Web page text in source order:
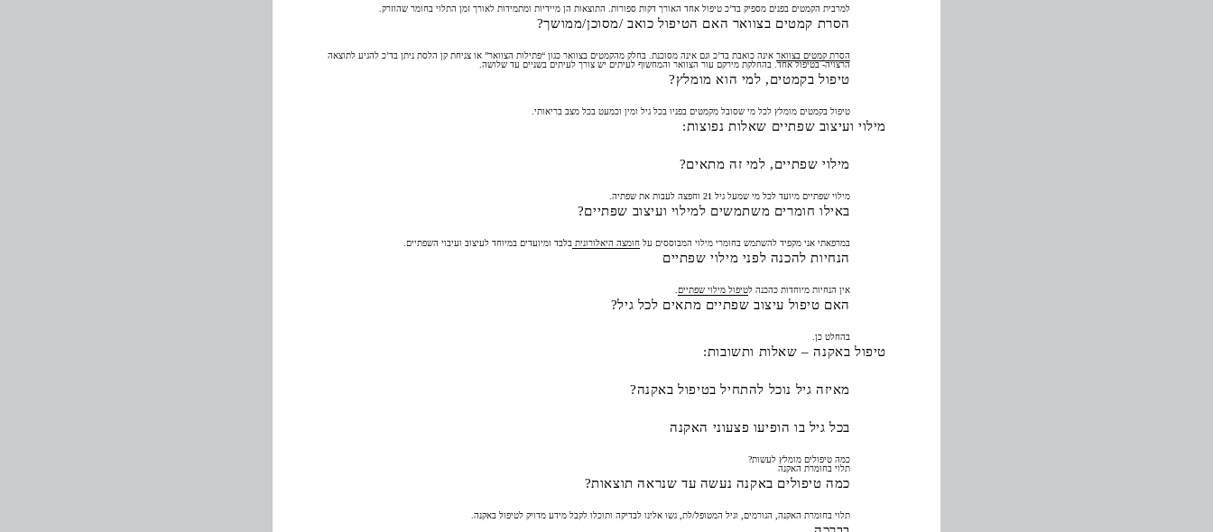
למרבית הקמטים בפנים מספיק בד’כ טיפול אחד האורך דקות ספורות. התוצאות הן מיידיות ומתמידות לאורך זמן התלוי בחומר שהוזרק.
הסרת קמטים בצוואר האם הטיפול כואב /מסוכן/ממושך?
הסרת קמטים בצוואר אינה כואבת בד’כ וגם אינה מסוכנת. בחלק מהקמטים בצוואר כגון “פתילות הצוואר” או צניחת קן הלסת ניתן בד’כ להגיע לתוצאה
הרצויה- בטיפול אחד. בהחלקת מירקם עור הצוואר והמחשוף לעיתים יש צורך לעיתים בשניים עד שלושה.
טיפול בקמטים, למי הוא מומלץ?
טיפול בקמטים מומלץ לכל מי שסובל מקמטים בפניו בכל גיל ומין וכמעט בכל מצב בריאותי.
מילוי ועיצוב שפתיים שאלות נפוצות:
מילוי שפתיים, למי זה מתאים?
מילוי שפתיים מיועד לכל מי שמעל גיל 21 וחפצה לעבות את שפתיה.
באילו חומרים משתמשים למילוי ועיצוב שפתיים?
במרפאתי אני מקפיד להשתמש בחומרי מילוי המבוססים על חומצה היאלורונית בלבד ומיועדים במיוחד לעיצוב ועיבוי השפתיים.
הנחיות להכנה לפני מילוי שפתיים
אין הנחיות מיוחדות כהכנה לטיפול מילוי שפתיים
האם טיפול עיצוב שפתיים מתאים לכל גיל?
בהחלט כן.
טיפול באקנה – שאלות ותשובות:
מאיזה גיל נוכל להתחיל בטיפול באקנה?
בכל גיל בו הופיעו פצעוני האקנה
כמה טיפולים מומלץ לעשות?
תלוי בחומרת האקנה
כמה טיפולים באקנה נעשה עד שנראה תוצאות?
תלוי בחומרת האקנה, הגורמים, וגיל המטופל/לת, גשו אלינו לבדיקה ותוכלו לקבל מידע מדויק לטיפול באקנה.